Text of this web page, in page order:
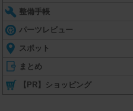
整備手帳
パーツレビュー
スポット
まとめ
【PR】ショッピング